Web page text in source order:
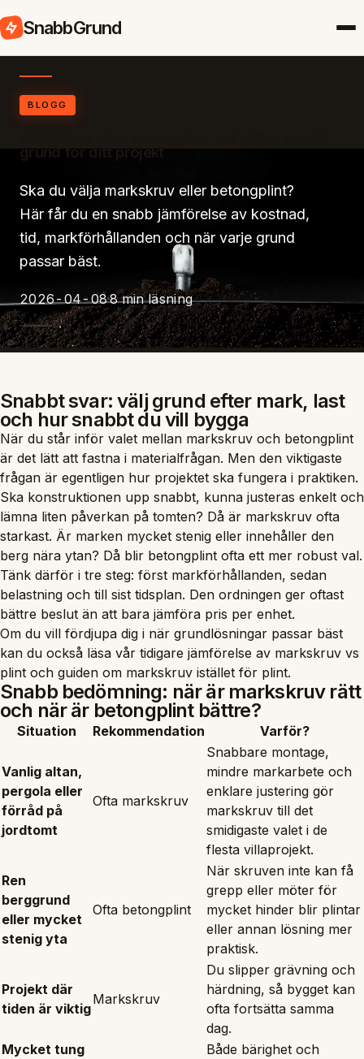
SnabbGrund
BLOGG
grund för ditt projekt
Ska du välja markskruv eller betongplint?
Här får du en snabb jämförelse av kostnad,
tid, markförhållanden och när varje grund
passar bäst.
2026-04-088 min läsning
Snabbt svar: välj grund efter mark, last
och hur snabbt du vill bygga
När du står inför valet mellan markskruv och betongplint
är det lätt att fastna i materialfrågan. Men den viktigaste
frågan är egentligen hur projektet ska fungera i praktiken.
Ska konstruktionen upp snabbt, kunna justeras enkelt och
lämna liten påverkan på tomten? Då är markskruv ofta
starkast. Är marken mycket stenig eller innehåller den
berg nära ytan? Då blir betongplint ofta ett mer robust val.
Tänk därför i tre steg: först markförhållanden, sedan
belastning och till sist tidsplan. Den ordningen ger oftast
bättre beslut än att bara jämföra pris per enhet.
Om du vill fördjupa dig i när grundlösningar passar bäst
kan du också läsa vår tidigare jämförelse av markskruv vs
plint och guiden om markskruv istället för plint.
Snabb bedömning: när är markskruv rätt
och när är betongplint bättre?
Situation Rekommendation Varför?
Vanlig altan,
pergola eller
förråd på
jordtomt
Ofta markskruv
Snabbare montage,
mindre markarbete och
enklare justering gör
markskruv till det
smidigaste valet i de
flesta villaprojekt.
Ren
berggrund
eller mycket
stenig yta
Ofta betongplint
När skruven inte kan få
grepp eller möter för
mycket hinder blir plintar
eller annan lösning mer
praktisk.
Projekt där
tiden är viktig
Markskruv
Du slipper grävning och
härdning, så bygget kan
ofta fortsätta samma
dag.
Mycket tung
Både bärighet och